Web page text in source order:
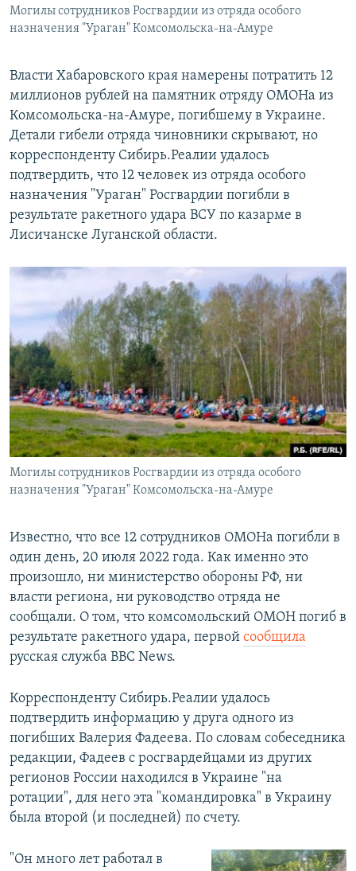
Могилы сотрудников Росгвардии из отряда особого
назначения "Ураган" Комсомольска-на-Амуре
Власти Хабаровского края намерены потратить 12
миллионов рублей на памятник отряду ОМОНа из
Комсомольска-на-Амуре, погибшему в Украине.
Детали гибели отряда чиновники скрывают, но
корреспонденту Сибирь.Реалии удалось
подтвердить, что 12 человек из отряда особого
назначения "Ураган" Росгвардии погибли в
результате ракетного удара ВСУ по казарме в
Лисичанске Луганской области.
Могилы сотрудников Росгвардии из отряда особого
назначения "Ураган" Комсомольска-на-Амуре
Известно, что все 12 сотрудников ОМОНа погибли в
один день, 20 июля 2022 года. Как именно это
произошло, ни министерство обороны РФ, ни
власти региона, ни руководство отряда не
сообщали. О том, что комсомольский ОМОН погиб в
результате ракетного удара, первой сообщила
русская служба BBC News.
Корреспонденту Сибирь.Реалии удалось
подтвердить информацию у друга одного из
погибших Валерия Фадеева. По словам собеседника
редакции, Фадеев с росгвардейцами из других
регионов России находился в Украине "на
ротации", для него эта "командировка" в Украину
была второй (и последней) по счету.
"Он много лет работал в